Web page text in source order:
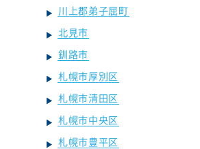
川上郡弟子屈町
北見市
釧路市
札幌市厚別区
札幌市清田区
札幌市中央区
札幌市豊平区